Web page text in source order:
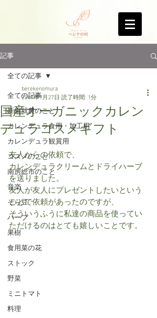
記事
全ての記事
新規就農のこと
カレンデュラ食用・加工用
カレンデュラ観賞用
コスメのこと
南房総市のこと
音楽
そら豆
ハーブ
果樹
食用菜の花
ストック
野菜
ミニトマト
料理
全ての記事
国産オーガニックカレン
デュラコスメギフト
berekenomura
2017年9月27日 読了時間: 1分
友人からの依頼で、
カレンデュラクリームとドライハーブ
を送りました。
友人が友人にプレゼントしたいという
ことで依頼があったのですが、
そういうふうに私達の商品を使ってい
ただけるのはとても嬉しいことです。